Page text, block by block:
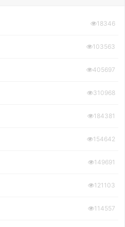
18346
103563
405697
310968
184381
154642
149691
121103
114557